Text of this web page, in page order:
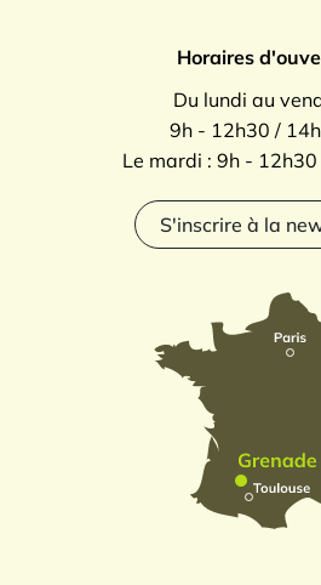
Horaires
Du lundi au
9h - 12h30 /
Le mardi : 9h -
S'inscrire à la